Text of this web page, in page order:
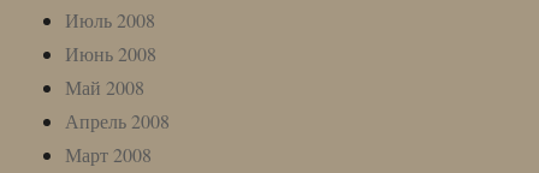
Июль 2008
Июнь 2008
Май 2008
Апрель 2008
Март 2008